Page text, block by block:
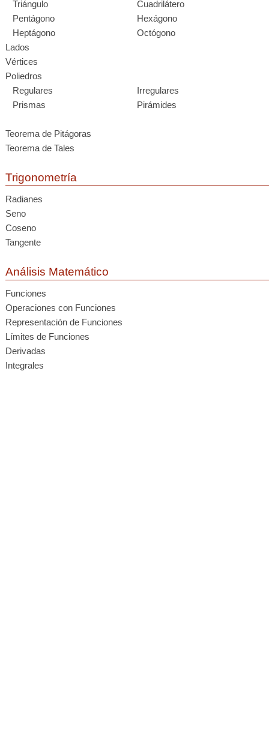
Triángulo
Cuadrilátero
Pentágono
Hexágono
Heptágono
Octógono
Lados
Vértices
Poliedros
Regulares
Irregulares
Prismas
Pirámides
Teorema de Pitágoras
Teorema de Tales
Trigonometría
Radianes
Seno
Coseno
Tangente
Análisis Matemático
Funciones
Operaciones con Funciones
Representación de Funciones
Límites de Funciones
Derivadas
Integrales